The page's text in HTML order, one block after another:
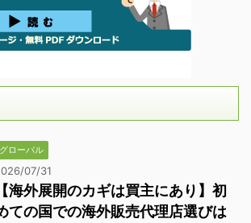
グローバル
07/31
【海外展開のカギは買主にあり】初
ての国での海外販売代理店選びは